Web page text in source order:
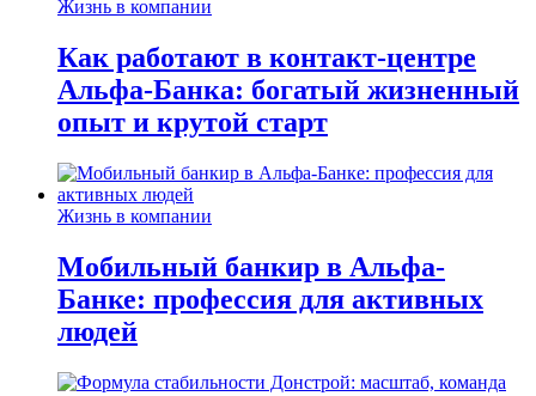
Жизнь в компании
Как работают в контакт-центре
Альфа-Банка: богатый жизненный
опыт и крутой старт
Жизнь в компании
Мобильный банкир в Альфа-
Банке: профессия для активных
людей